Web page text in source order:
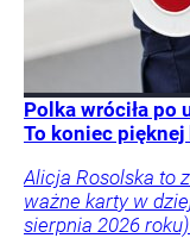
Polka wróciła po
To koniec pięknej
Alicja Rosolska to
ważne karty w
sierpnia 2026